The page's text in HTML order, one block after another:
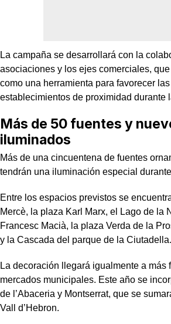
La campaña se desarrollará con la
asociaciones y los ejes comerciales,
como una herramienta para favorecer
establecimientos de proximidad durante
Más de 50 fuentes y
iluminados
Más de una cincuentena de fuentes
tendrán una iluminación especial
Entre los espacios previstos se
Mercè, la plaza Karl Marx, el Lago de la
Francesc Macià, la plaza Verda de la
y la Cascada del parque de la Ciutadella.
La decoración llegará igualmente a más
mercados municipales. Este año se
de l’Abaceria y Montserrat, que se
Vall d’Hebron.